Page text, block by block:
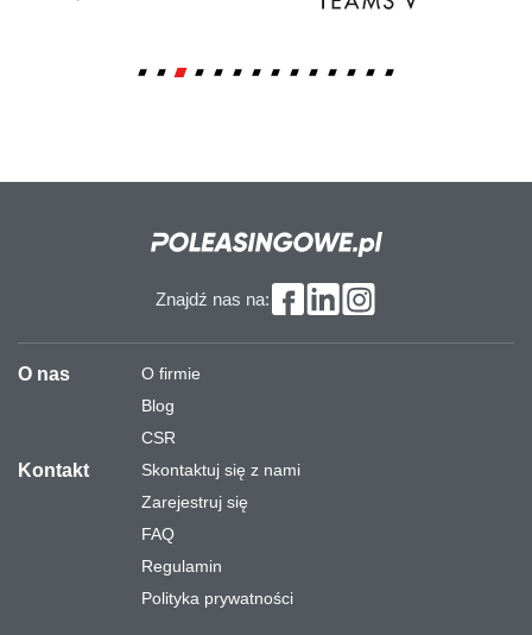
Znajdź nas na:
O nas
O firmie
Blog
CSR
Kontakt
Skontaktuj się z nami
Zarejestruj się
FAQ
Regulamin
Polityka prywatności